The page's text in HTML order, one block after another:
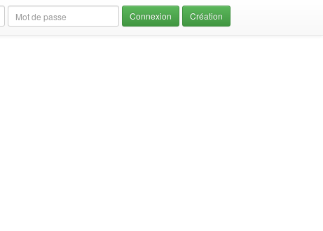
Création